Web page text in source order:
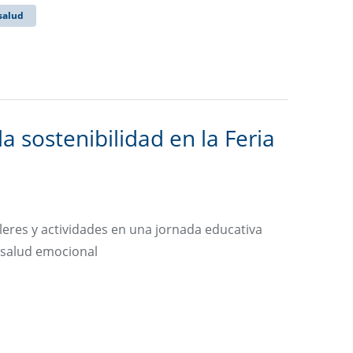
sostenibilidad en la Feria
y actividades en una jornada educativa
emocional